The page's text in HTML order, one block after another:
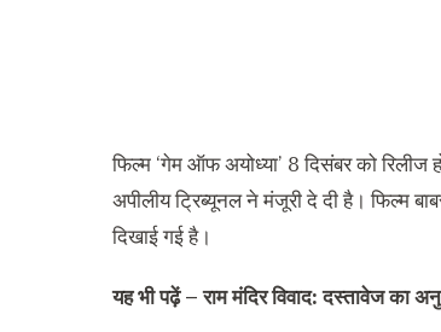
फिल्म ‘गेम ऑफ अयोध्या’ 8 दिसंबर को रिलीज
अपीलीय ट्रिब्यूनल ने मंजूरी दे दी है। फिल्म
दिखाई गई है।
यह भी पढ़ें –राम मंदिर विवाद: दस्तावेज का